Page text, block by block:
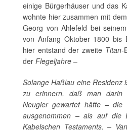
einige Bürgerhäuser und das
wohnte hier zusammen mit
Georg von Ahlefeld bei
von Anfang Oktober 1800 bis
hier entstand der zweite Titan-
der Flegeljahre –
Solange Haßlau eine Residenz
zu erinnern, daß man darin
Neugier gewartet hätte – die
ausgenommen – als auf die
Kabelschen Testaments. –